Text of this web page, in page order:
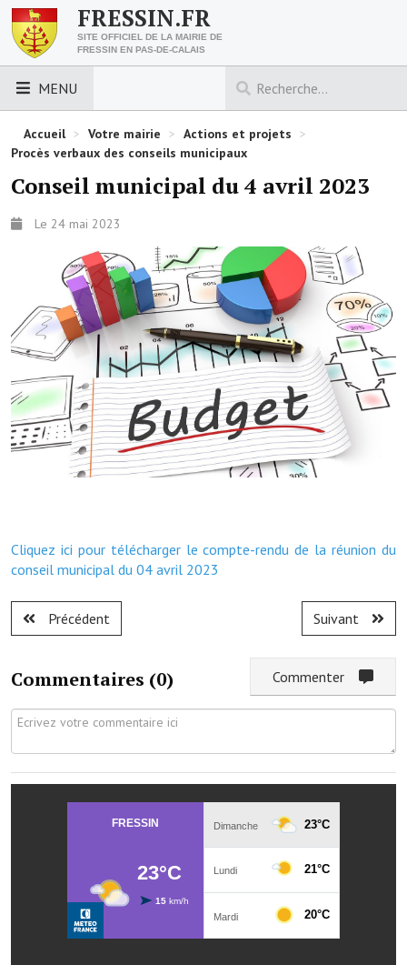
FRESSIN.FR
SITE OFFICIEL DE LA MAIRIE DE
FRESSIN EN PAS-DE-CALAIS
MENU
LES ESSENTIELS
Découvrez Fressin
Urbanisme
Nous contacter
Horaires de la mairie
Les foulées fressinoises
ACCÈS RAPIDE
Démarches administratives
Projets et travaux en cours
Numéros d'urgence
VOTRE MAIRIE
Elus et agents
L'équipe municipale
Le personnel municipal
Les moyens financiers
Note de synthèse financière
Actions et projets
Projets et travaux en cours
Accueil > Votre mairie > Actions et projets >
Procès verbaux des conseils municipaux
Conseil municipal du 4 avril 2023
Le 24 mai 2023
Cliquez ici pour télécharger le compte-rendu de la réunion du
conseil municipal du 04 avril 2023
Précédent Suivant
Commentaires (0)